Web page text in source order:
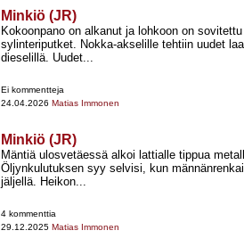
Minkiö (JR)
Kokoonpano on alkanut ja lohkoon on
sylinteriputket. Nokka-​akselille tehtiin uudet
dieselillä. Uudet...
Ei kommentteja
24.04.2026 Matias Immonen
Minkiö (JR)
Mäntiä ulosvetäessä alkoi lattialle tippua
Öljynkulutuksen syy selvisi, kun
jäljellä. Heikon...
4 kommenttia
29.12.2025 Matias Immonen